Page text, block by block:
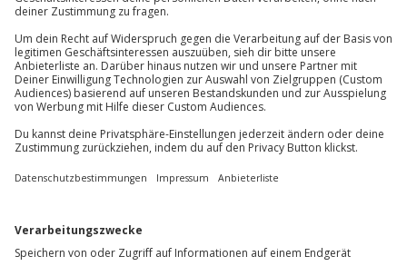
außer an bundesweiten Feiertagen:
Mo-Fr: 8-20 Uhr | Sa: 10-16 Uhr
Du möchtest als Firma bestellen?
Sichere Dir attraktive Firmenkunden Vorteile.
Mo-Fr: 9-17 Uhr